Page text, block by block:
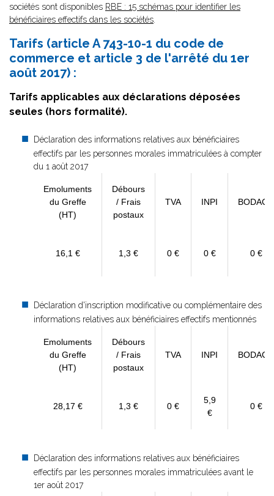
sociétés sont disponibles RBE : 15 schémas pour identifier les
bénéficiaires effectifs dans les sociétés
Tarifs (article A 743-10-1 du code de
commerce et article 3 de l'arrêté du 1er
août 2017) :
Tarifs applicables aux déclarations déposées
seules (hors formalité).
Déclaration des informations relatives aux bénéficiaires
effectifs par les personnes morales immatriculées à compter
du 1 août 2017
Emoluments
du Greffe
(HT)
Débours
/ Frais
postaux
TVA INPI BODACC
16,1 € 1,3 € 0 € 0 € 0 €
Déclaration d'inscription modificative ou complémentaire des
informations relatives aux bénéficiaires effectifs mentionnés
Emoluments
du Greffe
(HT)
Débours
/ Frais
postaux
TVA INPI BODACC
28,17 € 1,3 € 0 €
5,9
€
0 €
Déclaration des informations relatives aux bénéficiaires
effectifs par les personnes morales immatriculées avant le
1er août 2017